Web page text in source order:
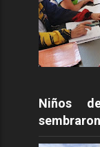
Niños